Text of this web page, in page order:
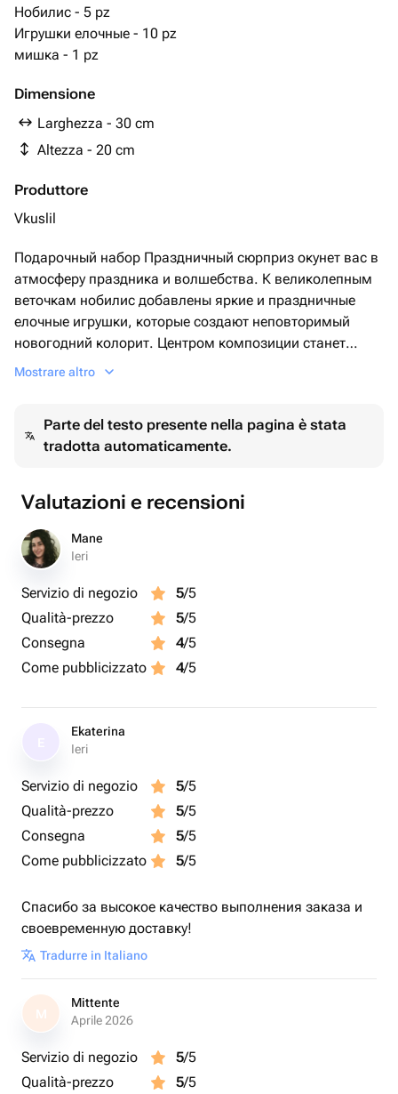
Нобилис - 5 pz
Игрушки елочные - 10 pz
мишка - 1 pz
Dimensione
Larghezza - 30 cm
Altezza - 20 cm
Produttore
Vkuslil
Подарочный набор Праздничный сюрприз окунет вас в
атмосферу праздника и волшебства. К великолепным
веточкам нобилис добавлены яркие и праздничные
елочные игрушки, которые создают неповторимый
новогодний колорит. Центром композиции станет
милый плюшевый мишка, посланник всех наших
отчасти становится неотъемлемой частью подарочного
набора и подчеркивает его эксклюзивность. Этот
так и для взрослых.
Mostrare altro
Parte del testo presente nella pagina è stata
tradotta automaticamente.
Valutazioni e recensioni
Mane
Ieri
Servizio di negozio 5/5
Qualità-prezzo
5/5
Consegna
4/5
Come pubblicizzato
4/5
Ekaterina
Ieri
Servizio di negozio 5/5
Qualità-prezzo
5/5
Consegna
5/5
Come pubblicizzato
5/5
Спасибо за высокое качество выполнения заказа и
своевременную доставку!
Tradurre in Italiano
M
Mittente
Aprile 2026
Servizio di negozio 5/5
Qualità-prezzo
5/5